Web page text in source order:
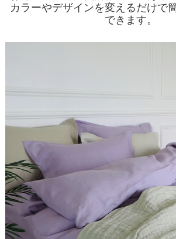
カラーやデザインを変えるだけで
できます。